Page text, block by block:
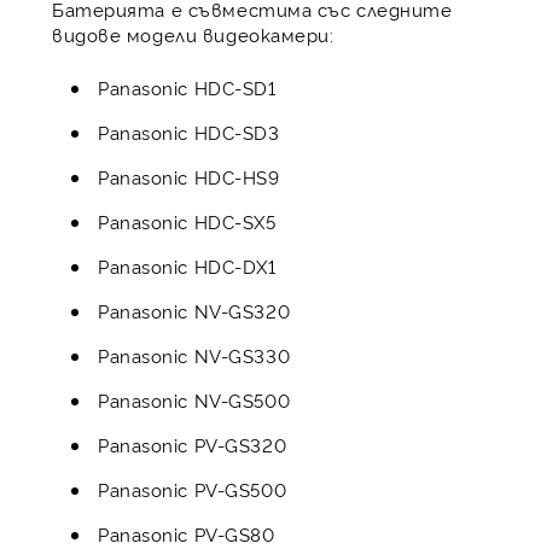
Батерията е съвместима със следните
видове модели видеокамери:
Panasonic HDC-SD1
Panasonic HDC-SD3
Panasonic HDC-HS9
Panasonic HDC-SX5
Panasonic HDC-DX1
Panasonic NV-GS320
Panasonic NV-GS330
Panasonic NV-GS500
Panasonic PV-GS320
Panasonic PV-GS500
Panasonic PV-GS80